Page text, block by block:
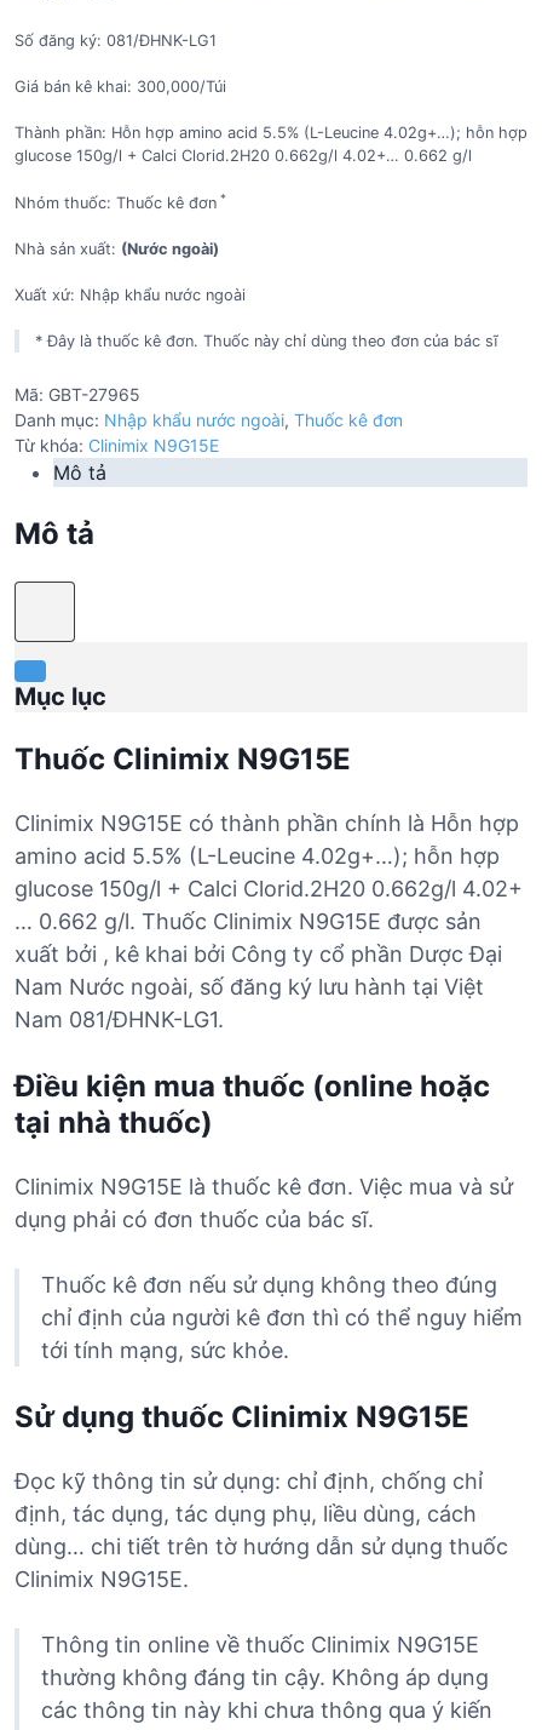
Số đăng ký: 081/ĐHNK-LG1
Giá bán kê khai: 300,000/Túi
Thành phần: Hỗn hợp amino acid 5.5% (L-Leucine 4.02g+…); hỗn hợp
glucose 150g/l + Calci Clorid.2H20 0.662g/l 4.02+… 0.662 g/l
Nhóm thuốc: Thuốc kê đơn *
Nhà sản xuất: (Nước ngoài)
Xuất xứ: Nhập khẩu nước ngoài
* Đây là thuốc kê đơn. Thuốc này chỉ dùng theo đơn của bác sĩ
Mã: GBT-27965
Danh mục: Nhập khẩu nước ngoài, Thuốc kê đơn
Từ khóa: Clinimix N9G15E
Mô tả
Mô tả
Mục lục
Thuốc Clinimix N9G15E
Clinimix N9G15E có thành phần chính là Hỗn hợp
amino acid 5.5% (L-Leucine 4.02g+…); hỗn hợp
glucose 150g/l + Calci Clorid.2H20 0.662g/l 4.02+
… 0.662 g/l. Thuốc Clinimix N9G15E được sản
xuất bởi , kê khai bởi Công ty cổ phần Dược Đại
Nam Nước ngoài, số đăng ký lưu hành tại Việt
Nam 081/ĐHNK-LG1.
Điều kiện mua thuốc (online hoặc
tại nhà thuốc)
Clinimix N9G15E là thuốc kê đơn. Việc mua và sử
dụng phải có đơn thuốc của bác sĩ.
Thuốc kê đơn nếu sử dụng không theo đúng
chỉ định của người kê đơn thì có thể nguy hiểm
tới tính mạng, sức khỏe.
Sử dụng thuốc Clinimix N9G15E
Đọc kỹ thông tin sử dụng: chỉ định, chống chỉ
định, tác dụng, tác dụng phụ, liều dùng, cách
dùng… chi tiết trên tờ hướng dẫn sử dụng thuốc
Clinimix N9G15E.
Thông tin online về thuốc Clinimix N9G15E
thường không đáng tin cậy. Không áp dụng
các thông tin này khi chưa thông qua ý kiến